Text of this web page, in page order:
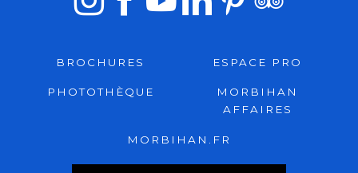
BROCHURES ESPACE PRO
PHOTOTHÈQUE
MORBIHAN
AFFAIRES
MORBIHAN.FR